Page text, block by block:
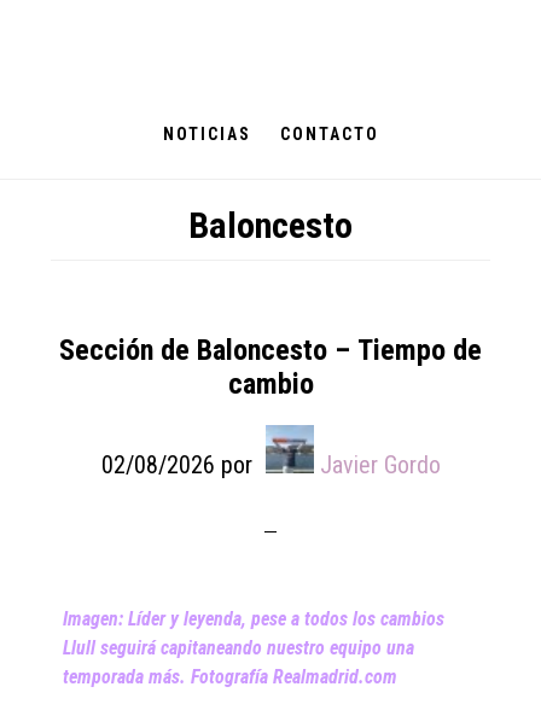
NOTICIAS CONTACTO
Baloncesto
Sección de Baloncesto – Tiempo de
cambio
02/08/2026 por Javier Gordo
Imagen: Líder y leyenda, pese a todos los cambios
Llull seguirá capitaneando nuestro equipo una
temporada más. Fotografía Realmadrid.com